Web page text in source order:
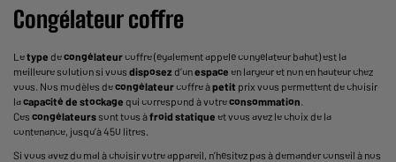
Congélateur coffre
Letype decongélateurcoffre (également appelé congélateur bahut) est la
meilleure solution si vous disposez d’unespace en largeur et non en hauteur chez
vous. Nos modèles decongélateurcoffre àpetit prix vous permettent de choisir
lacapacité de stockage qui correspond à votreconsommation.
Ces congélateurssont tous àfroid statique et vous avez le choix de la
contenance, jusqu’à 450 litres.
Si vous avez du mal à choisir votre appareil, n’hésitez pas à demander conseil à nos